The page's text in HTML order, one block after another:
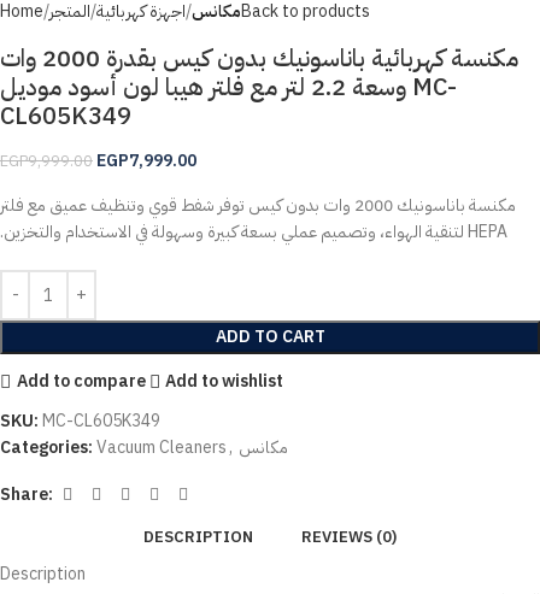
Home المتجر اجهزة كهربائية مكانسBack to products
مكنسة كهربائية باناسونيك بدون كيس بقدرة 2000 وات
وسعة 2.2 لتر مع فلتر هيبا لون أسود موديل MC-
CL605K349
EGP9,999.00 EGP7,999.00
مكنسة باناسونيك 2000 وات بدون كيس توفر شفط قوي وتنظيف عميق مع فلتر
HEPA لتنقية الهواء، وتصميم عملي بسعة كبيرة وسهولة في الاستخدام والتخزين.
ADD TO CART
Add to compare
Add to wishlist
SKU:MC-CL605K349
Categories:Vacuum Cleaners, مكانس
Share:
DESCRIPTION REVIEWS (0)
Description